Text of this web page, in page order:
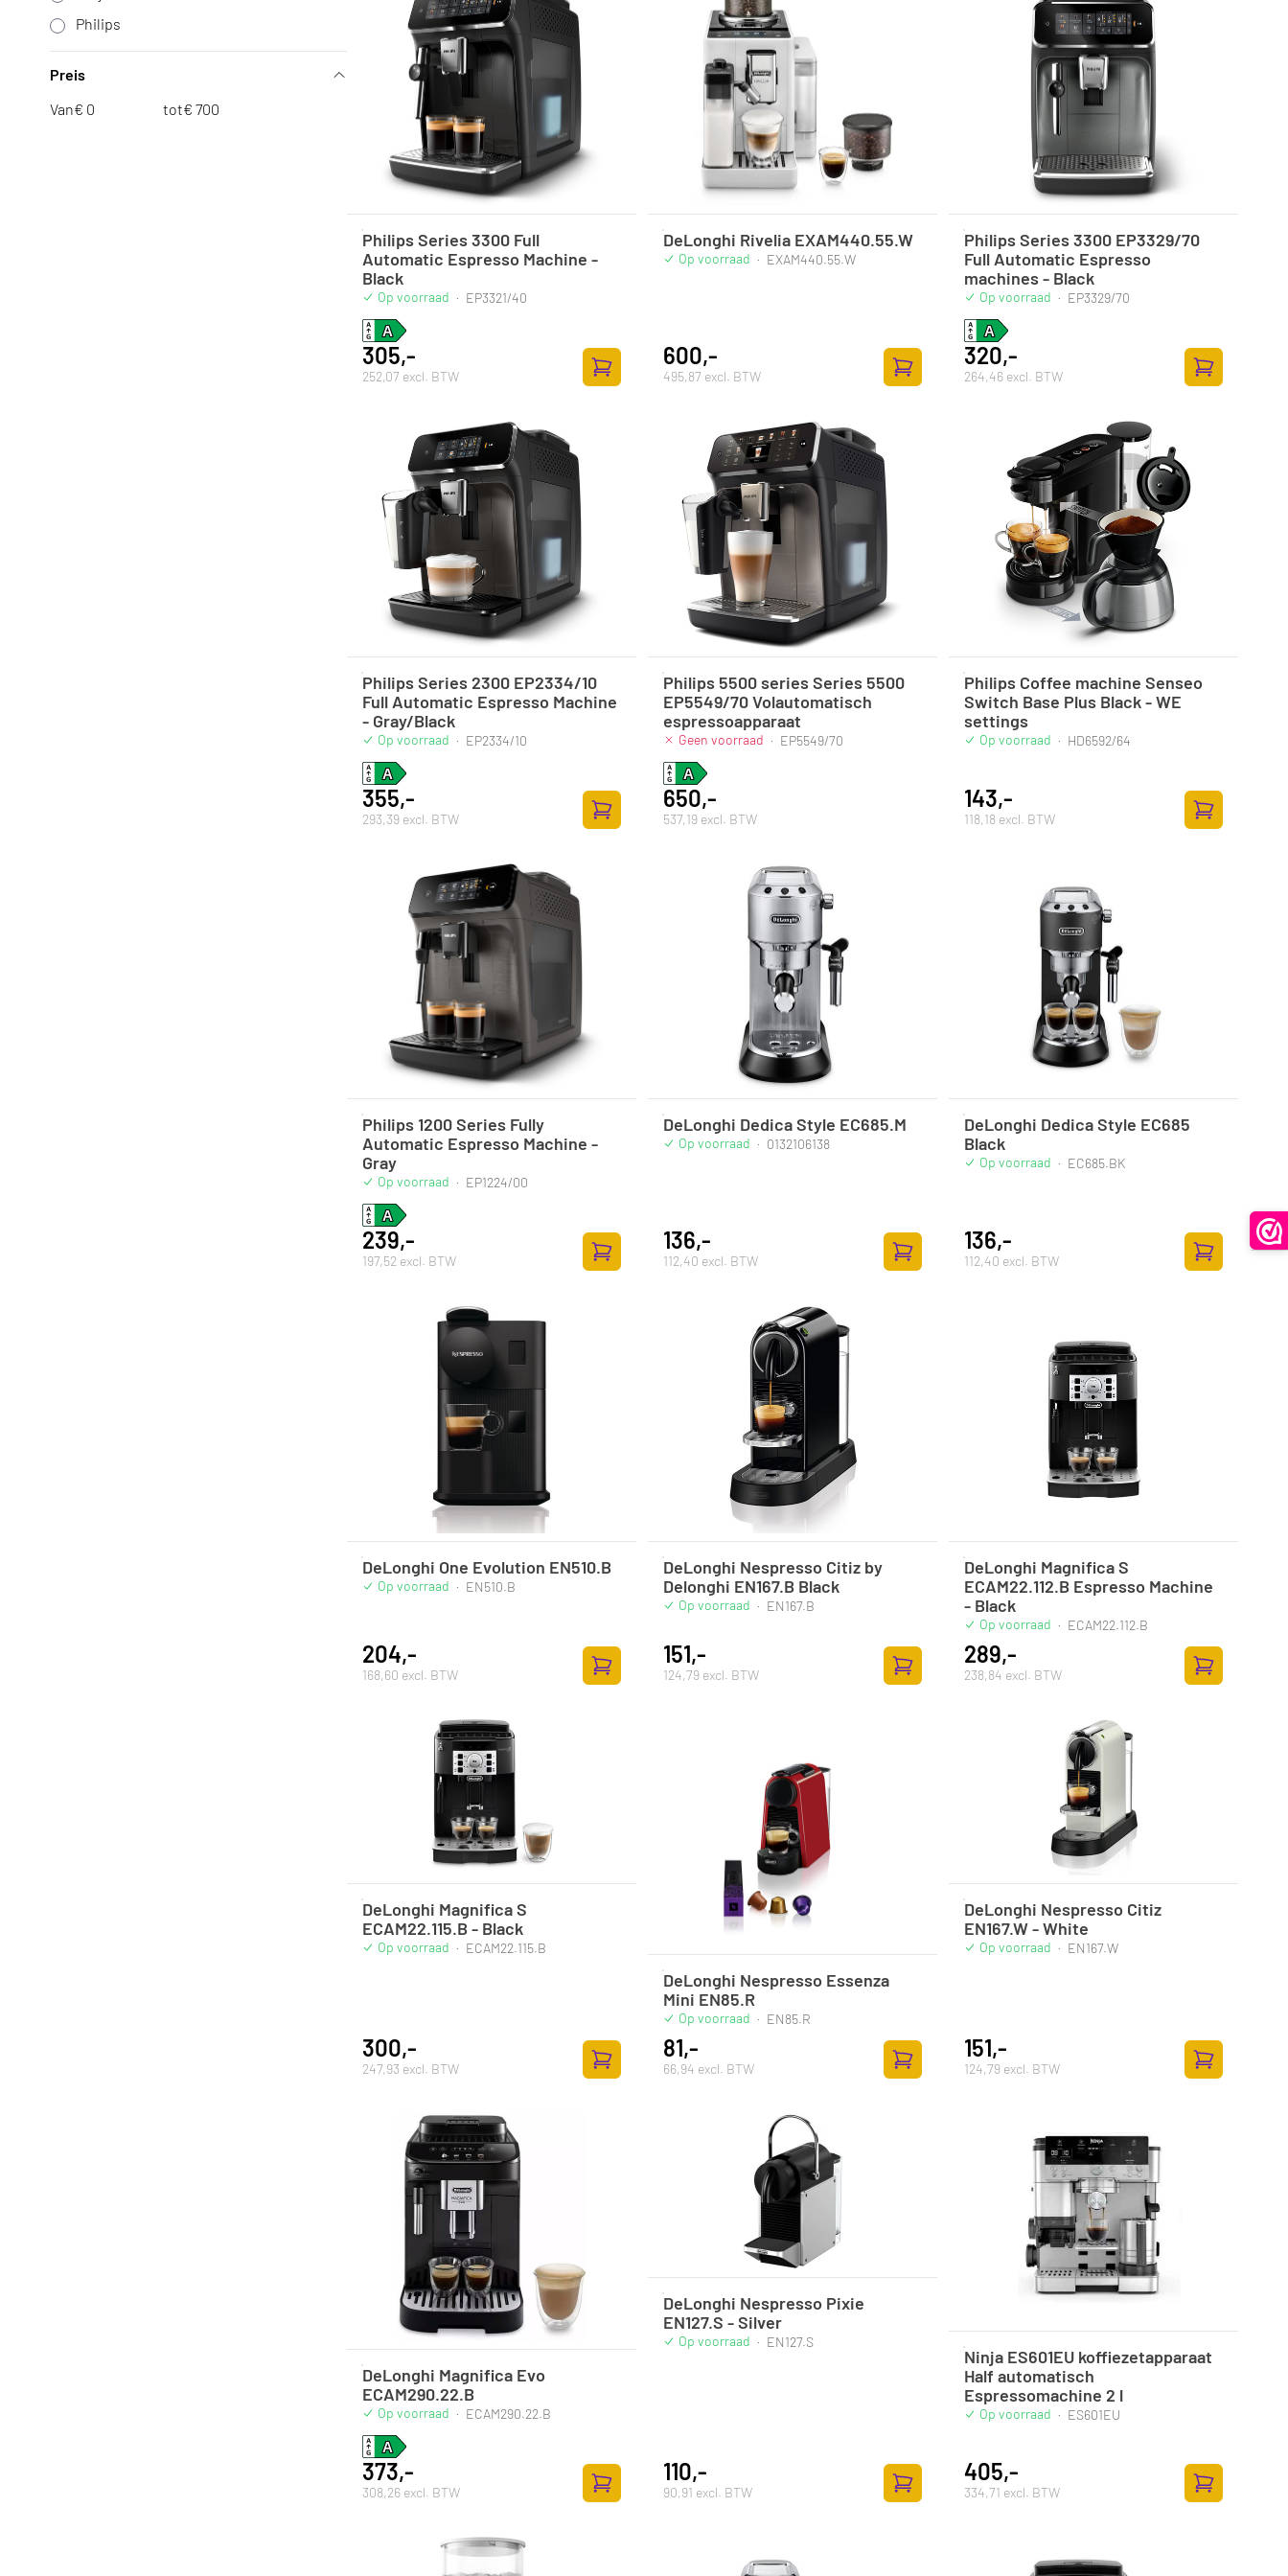
Philips
Preis
Van€ tot€
Philips Series 3300 Full
Automatic Espresso Machine -
Black
Op voorraad · EP3321/40
305,-
252,07 excl. BTW
Zum Warenkorb hinzufügen
DeLonghi Rivelia EXAM440.55.W
Op voorraad · EXAM440.55.W
600,-
495,87 excl. BTW
Zum Warenkorb hinzufügen
Philips Series 3300 EP3329/70
Full Automatic Espresso
machines - Black
Op voorraad · EP3329/70
320,-
264,46 excl. BTW
Zum
Philips Series 2300 EP2334/10
Full Automatic Espresso Machine
- Gray/Black
Op voorraad · EP2334/10
355,-
293,39 excl. BTW
Zum Warenkorb hinzufügen
Philips 5500 series Series 5500
EP5549/70 Volautomatisch
espressoapparaat
Geen voorraad · EP5549/70
650,-
537,19 excl. BTW
Philips Coffee machine Senseo
Switch Base Plus Black - WE
settings
Op voorraad · HD6592/64
143,-
118,18 excl. BTW
Zum
Philips 1200 Series Fully
Automatic Espresso Machine -
Gray
Op voorraad · EP1224/00
239,-
197,52 excl. BTW
Zum Warenkorb hinzufügen
DeLonghi Dedica Style EC685.M
Op voorraad · 0132106138
136,-
112,40 excl. BTW
Zum Warenkorb hinzufügen
DeLonghi Dedica Style EC685
Black
Op voorraad · EC685.BK
136,-
112,40 excl. BTW
Zum
DeLonghi One Evolution EN510.B
Op voorraad · EN510.B
204,-
168,60 excl. BTW
Zum Warenkorb hinzufügen
DeLonghi Nespresso Citiz by
Delonghi EN167.B Black
Op voorraad · EN167.B
151,-
124,79 excl. BTW
Zum Warenkorb hinzufügen
DeLonghi Magnifica S
ECAM22.112.B Espresso Machine
- Black
Op voorraad · ECAM22.112.B
289,-
238,84 excl. BTW
Zum
DeLonghi Magnifica S
ECAM22.115.B - Black
Op voorraad · ECAM22.115.B
300,-
247,93 excl. BTW
Zum Warenkorb hinzufügen
DeLonghi Nespresso Essenza
Mini EN85.R
Op voorraad · EN85.R
81,-
66,94 excl. BTW
Zum Warenkorb hinzufügen
DeLonghi Nespresso Citiz
EN167.W - White
Op voorraad · EN167.W
151,-
124,79 excl. BTW
Zum
DeLonghi Magnifica Evo
ECAM290.22.B
Op voorraad · ECAM290.22.B
373,-
308,26 excl. BTW
Zum Warenkorb hinzufügen
DeLonghi Nespresso Pixie
EN127.S - Silver
Op voorraad · EN127.S
110,-
90,91 excl. BTW
Zum Warenkorb hinzufügen
Ninja ES601EU koffiezetapparaat
Half automatisch
Espressomachine 2 l
Op voorraad · ES601EU
405,-
334,71 excl. BTW
Zum